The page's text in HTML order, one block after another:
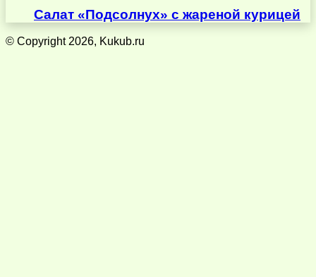
Салат «Подсолнух» с жареной курицей
© Copyright 2026, Kukub.ru